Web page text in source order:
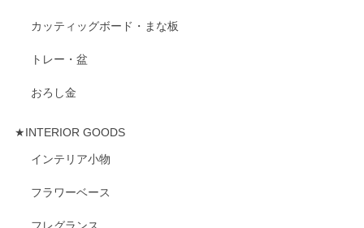
カッティッグボード・まな板
トレー・盆
おろし金
★INTERIOR GOODS
インテリア小物
フラワーベース